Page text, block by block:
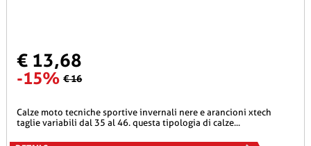
€ 13,68
-15% € 16
calze moto tecniche sportive invernali nere e arancioni xtech
taglie variabili dal 35 al 46. questa tipologia di calze...